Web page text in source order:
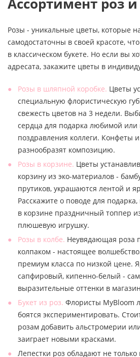
Розы - уникальные цветы, которые
самодостаточны в своей красоте,
в классическом букете. Но если вы
адресата, закажите цветы в
Розы в шляпной коробке. Цветы
специальную флористическую
свежесть цветов на 3 недели.
сердца для подарка любимой или
поздравления коллеги. Конфеты
разнообразят композицию.
Розы в корзине. Цветы
корзину из эко-материалов -
прутиков, украшаются лентой и
Расскажите о поводе для
в корзине праздничный топпер
плюшевую игрушку.
Розы в колбе. Неувядающая роза
колпаком - настоящее
премиум класса по низкой цене.
сапфировый, кипенно-белый -
выразительные оттенки в
Букет из роз. Флористы MyBloom
боятся экспериментировать.
розам добавить альстромерии
заиграет новыми красками.
Лепестки роз обладают не только